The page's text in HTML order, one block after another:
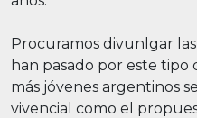
Procuramos divunlgar
han pasado por este tipo
más jóvenes argentinos
vivencial como el